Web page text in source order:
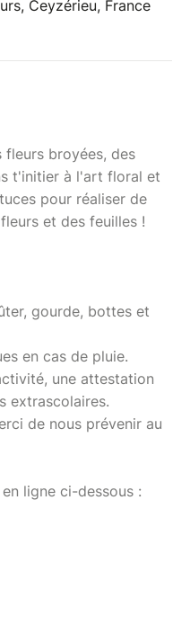
Ceyzérieu, France
fleurs broyées, des
t'initier à l'art floral et
pour réaliser de
et des feuilles !
gourde, bottes et
en cas de pluie.
une attestation
extrascolaires.
de nous prévenir au
ligne ci-dessous :